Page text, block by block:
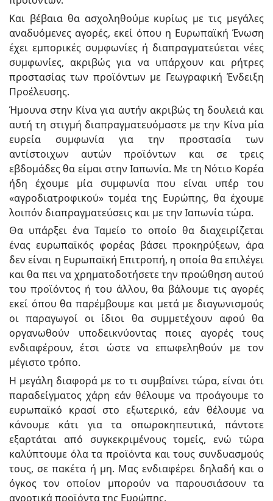
Και βέβαια θα ασχοληθούμε κυρίως με τις μεγάλες
αναδυόμενες αγορές, εκεί όπου η Ευρωπαϊκή Ένωση
έχει εμπορικές συμφωνίες ή διαπραγματεύεται νέες
συμφωνίες, ακριβώς για να υπάρχουν και ρήτρες
προστασίας των προϊόντων με Γεωγραφική Ένδειξη
Προέλευσης.
Ήμουνα στην Κίνα για αυτήν ακριβώς τη δουλειά και
αυτή τη στιγμή διαπραγματευόμαστε με την Κίνα μία
ευρεία συμφωνία για την προστασία των
αντίστοιχων αυτών προϊόντων και σε τρεις
εβδομάδες θα είμαι στην Ιαπωνία. Με τη Νότιο Κορέα
ήδη έχουμε μία συμφωνία που είναι υπέρ του
«αγροδιατροφικού» τομέα της Ευρώπης, θα έχουμε
λοιπόν διαπραγματεύσεις και με την Ιαπωνία τώρα.
Θα υπάρξει ένα Ταμείο το οποίο θα διαχειρίζεται
ένας ευρωπαϊκός φορέας βάσει προκηρύξεων, άρα
δεν είναι η Ευρωπαϊκή Επιτροπή, η οποία θα επιλέγει
και θα πει να χρηματοδοτήσετε την προώθηση αυτού
του προϊόντος ή του άλλου, θα βάλουμε τις αγορές
εκεί όπου θα παρέμβουμε και μετά με διαγωνισμούς
οι παραγωγοί οι ίδιοι θα συμμετέχουν αφού θα
οργανωθούν υποδεικνύοντας ποιες αγορές τους
ενδιαφέρουν, έτσι ώστε να επωφεληθούν με τον
μέγιστο τρόπο.
Η μεγάλη διαφορά με το τι συμβαίνει τώρα, είναι ότι
παραδείγματος χάρη εάν θέλουμε να προάγουμε το
ευρωπαϊκό κρασί στο εξωτερικό, εάν θέλουμε να
κάνουμε κάτι για τα οπωροκηπευτικά, πάντοτε
εξαρτάται από συγκεκριμένους τομείς, ενώ τώρα
καλύπτουμε όλα τα προϊόντα και τους συνδυασμούς
τους, σε πακέτα ή μη. Μας ενδιαφέρει δηλαδή και ο
όγκος τον οποίον μπορούν να παρουσιάσουν τα
αγροτικά προϊόντα της Ευρώπης.